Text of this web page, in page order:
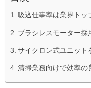
吸込仕事率は業界トッ
ブラシレスモーター採
サイクロン式ユニット
清掃業務向けで効率の